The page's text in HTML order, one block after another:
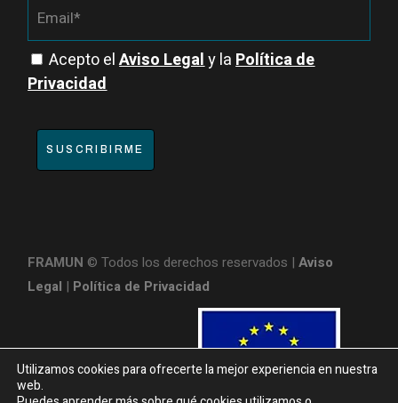
Acepto elAviso Legaly laPolítica de
Privacidad
SUSCRIBIRME
FRAMUN © Todos los derechos reservados |Aviso
Legal | Política de Privacidad
Utilizamos cookies para ofrecerte la mejor experiencia en nuestra
web.